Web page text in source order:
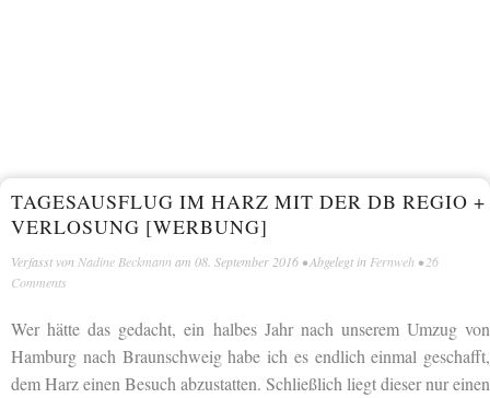
TAGESAUSFLUG IM HARZ MIT DER DB REGIO +
VERLOSUNG [WERBUNG]
Verfasst von Nadine Beckmann am 08. September 2016 • Abgelegt in Fernweh •26
Comments
Wer hätte das gedacht, ein halbes Jahr nach unserem Umzug von
Hamburg nach Braunschweig habe ich es endlich einmal geschafft,
dem Harz einen Besuch abzustatten. Schließlich liegt dieser nur einen